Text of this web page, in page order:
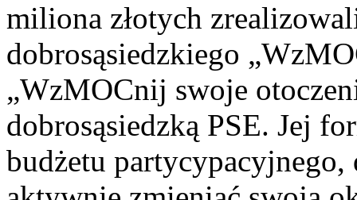
miliona złotych
dobrosąsiedzkiego
„WzMOCnij swoje
dobrosąsiedzką PSE. Jej
budżetu